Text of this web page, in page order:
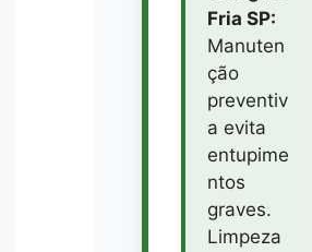
Fria SP:
Manuten
ção
preventiv
a evita
entupime
ntos
graves.
Limpeza